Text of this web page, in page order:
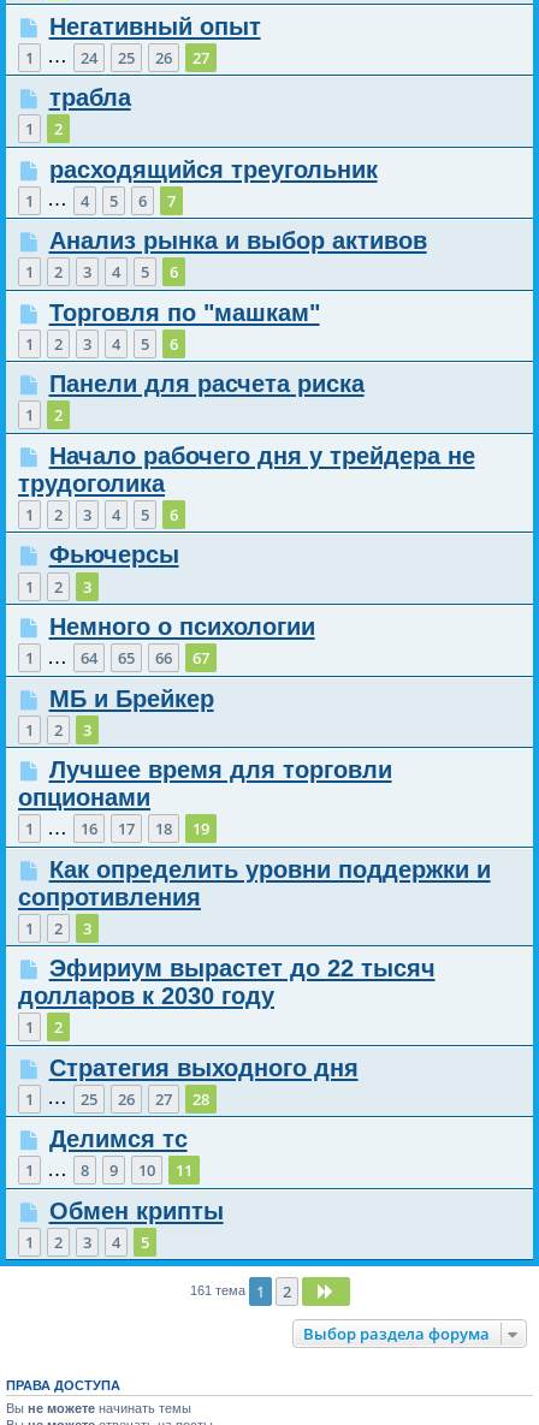
Негативный опыт
1 … 24 25 26 27
трабла
1 2
расходящийся треугольник
1 … 4 5 6 7
Анализ рынка и выбор активов
1 2 3 4 5 6
Торговля по "машкам"
1 2 3 4 5 6
Панели для расчета риска
1 2
Начало рабочего дня у трейдера не
трудоголика
1 2 3 4 5 6
Фьючерсы
1 2 3
Немного о психологии
1 … 64 65 66 67
МБ и Брейкер
1 2 3
Лучшее время для торговли
опционами
1 … 16 17 18 19
Как определить уровни поддержки и
сопротивления
1 2 3
Эфириум вырастет до 22 тысяч
долларов к 2030 году
1 2
Стратегия выходного дня
1 … 25 26 27 28
Делимся тс
1 … 8 9 10 11
Обмен крипты
1 2 3 4 5
161 тема 1 2
Выбор раздела форума
ПРАВА ДОСТУПА
Вы не можете начинать темы